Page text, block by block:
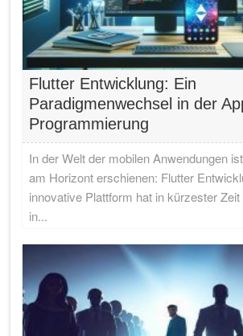
Flutter Entwicklung: Ein
Paradigmenwechsel in der
Programmierung
In der Welt der mobilen Anwendungen
am Horizont erschienen: Flutter
innovative Plattform hat in kürzester
in...